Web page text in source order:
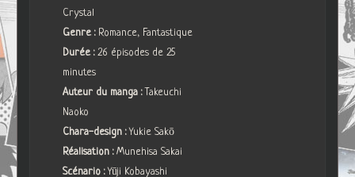
Crystal
Genre : Romance, Fantastique
Durée :26 épisodes de 25
minutes
Auteur du manga : Takeuchi
Naoko
Chara-design :Yukie Sakō
Réalisation :Munehisa Sakai
Scénario :Yūji Kobayashi